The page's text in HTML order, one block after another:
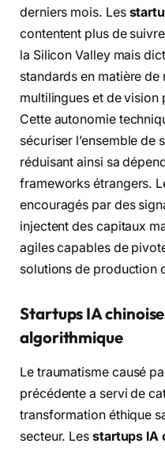
derniers mois. Les
contentent plus de
la Silicon Valley mais
standards en matière
multilingues et de
Cette autonomie
sécuriser l’ensemble de
réduisant ainsi sa
frameworks étrangers.
encouragés par des
injectent des capitaux
agiles capables de
solutions de production
Startups IA
algorithmique
Le traumatisme causé
précédente a servi de
transformation éthique
secteur. Les startups IA